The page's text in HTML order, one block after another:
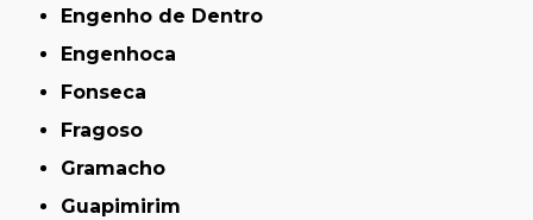
Engenho de Dentro
Engenhoca
Fonseca
Fragoso
Gramacho
Guapimirim